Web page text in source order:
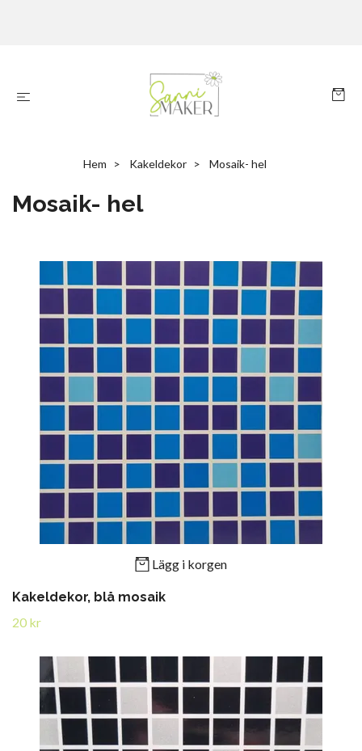
Hem Kakeldekor Mosaik- hel
Mosaik- hel
Lägg i korgen
Kakeldekor, blå mosaik
20 kr